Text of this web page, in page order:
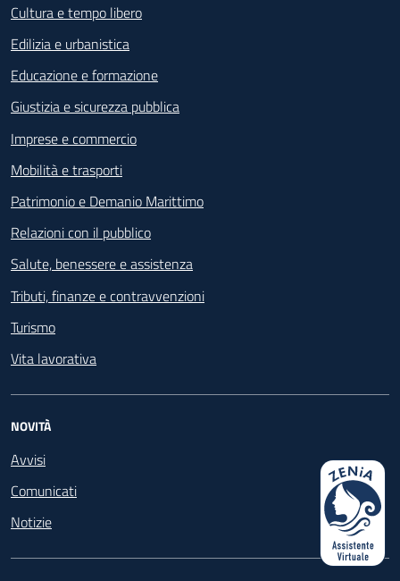
Cultura e tempo libero
Edilizia e urbanistica
Educazione e formazione
Giustizia e sicurezza pubblica
Imprese e commercio
Mobilità e trasporti
Patrimonio e Demanio Marittimo
Relazioni con il pubblico
Salute, benessere e assistenza
Tributi, finanze e contravvenzioni
Turismo
Vita lavorativa
NOVITÀ
Avvisi
Comunicati
Notizie